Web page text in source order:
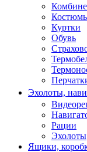
Куртки
Обувь
Эхолоты,
Рации
Эхолоты
Ящики,